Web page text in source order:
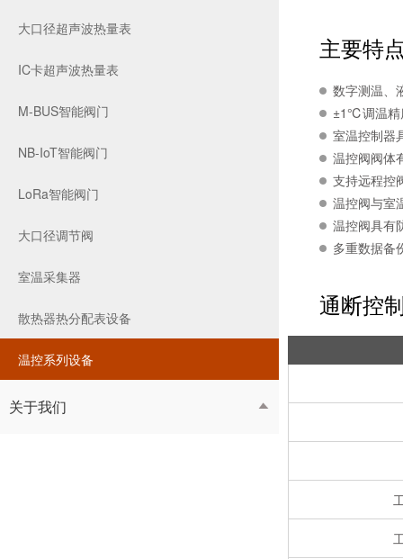
大口径超声波热量表
IC卡超声波热量表
M-BUS智能阀门
NB-IoT智能阀门
LoRa智能阀门
大口径调节阀
室温采集器
散热器热分配表设备
温控系列设备
关于我们 
主要特
数字测温、
±1℃调温精
室温控制器
温控阀阀体
支持远程控
温控阀与室
温控阀具有
多重数据备
通断控